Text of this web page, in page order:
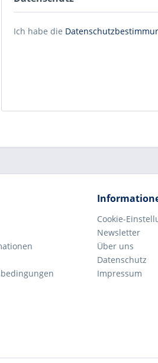
Ich habe die
Cookie-
Newsletter
Über uns
Datenschutz
Impressum